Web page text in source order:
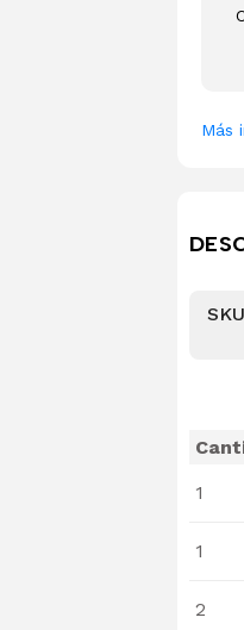
Más
1
1
2